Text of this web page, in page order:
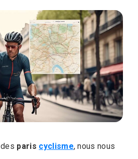
paris cyclisme, nous nous